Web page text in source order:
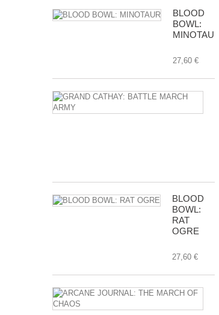
BLOOD
BOWL:
MINOTAUR
27,60 €
BLOOD
BOWL:
RAT
OGRE
27,60 €